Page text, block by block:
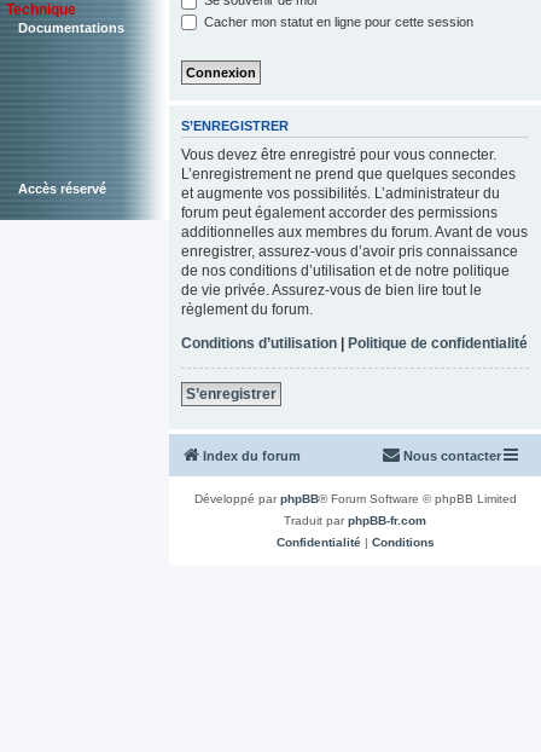
Technique
Documentations
Accès réservé
Cacher mon statut en ligne pour cette session
S’ENREGISTRER
Vous devez être enregistré pour vous connecter.
L’enregistrement ne prend que quelques secondes
et augmente vos possibilités. L’administrateur du
forum peut également accorder des permissions
additionnelles aux membres du forum. Avant de vous
enregistrer, assurez-vous d’avoir pris connaissance
de nos conditions d’utilisation et de notre politique
de vie privée. Assurez-vous de bien lire tout le
règlement du forum.
Conditions d’utilisation | Politique de confidentialité
S’enregistrer
Index du forum Nous contacter
Développé parphpBB® Forum Software © phpBB Limited
Traduit parphpBB-fr.com
Confidentialité| Conditions